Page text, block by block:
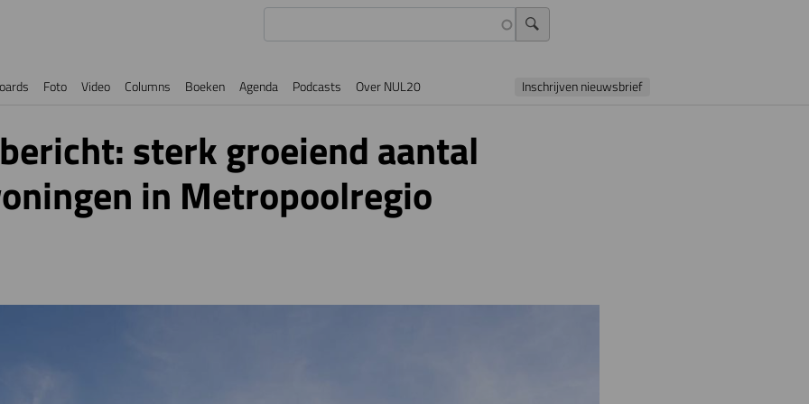
Foto Video Columns Boeken Agenda Podcasts Over NUL20 Inschrijven nieuwsbrief
sterk groeiend aantal
in Metropoolregio